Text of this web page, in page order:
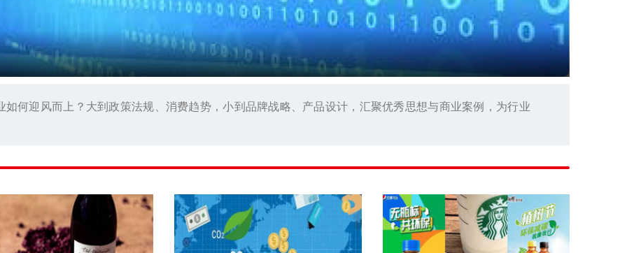
何迎风而上？大到政策法规、消费趋势，小到品牌战略、产品设计，汇聚优秀思想与商业案例，为行业